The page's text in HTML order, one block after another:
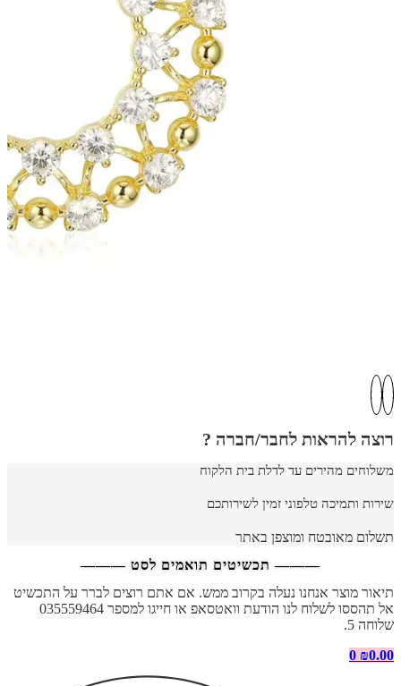
רוצה להראות לחבר/חברה ?
משלוחים מהירים עד לדלת בית הלקוח
שירות ותמיכה טלפוני זמין לשירותכם
תשלום מאובטח ומוצפן באתר
——— תכשיטים תואמים לסט ———
תיאור מוצר אנחנו נעלה בקרוב ממש. אם אתם רוצים לברר על התכשיט
אל תהססו לשלוח לנו הודעת וואטסאפ או חייגו למספר 035559464
שלוחה 5.
₪0.00
0